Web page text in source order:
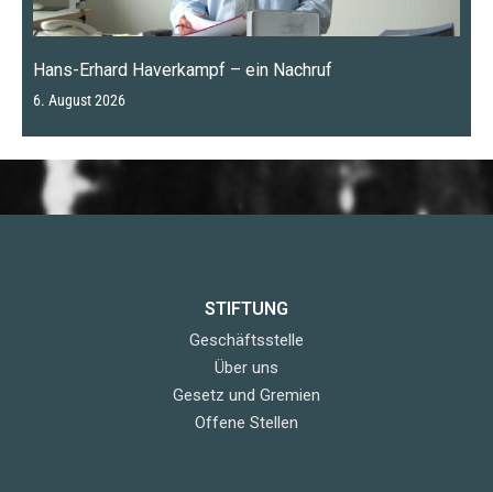
Hans-Erhard Haverkampf – ein Nachruf
6. August 2026
STIFTUNG
Geschäftsstelle
Über uns
Gesetz und Gremien
Offene Stellen